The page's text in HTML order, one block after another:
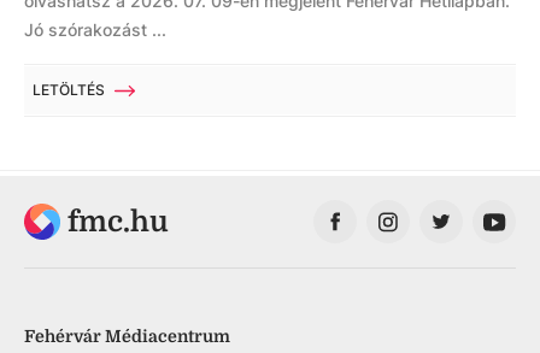
Jó szórakozást ...
LETÖLTÉS
fmc.hu
Fehérvár Médiacentrum